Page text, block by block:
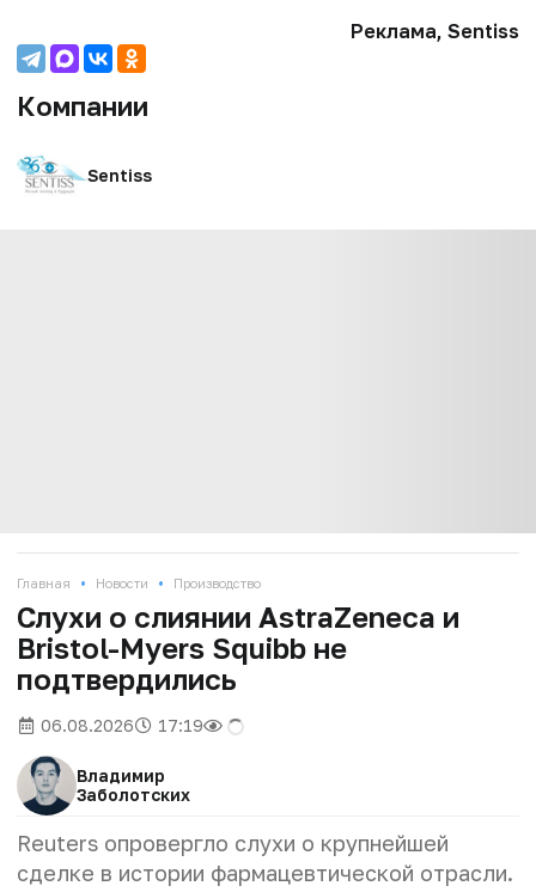
Реклама, Sentiss
Компании
Sentiss
Главная • Новости • Производство
Слухи о слиянии AstraZeneca и
Bristol-Myers Squibb не
подтвердились
06.08.2026 17:19
Владимир
Заболотских
Reuters опровергло слухи о крупнейшей
сделке в истории фармацевтической отрасли.